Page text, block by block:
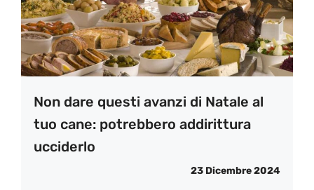
Non dare questi avanzi di Natale al
tuo cane: potrebbero addirittura
ucciderlo
23 Dicembre 2024